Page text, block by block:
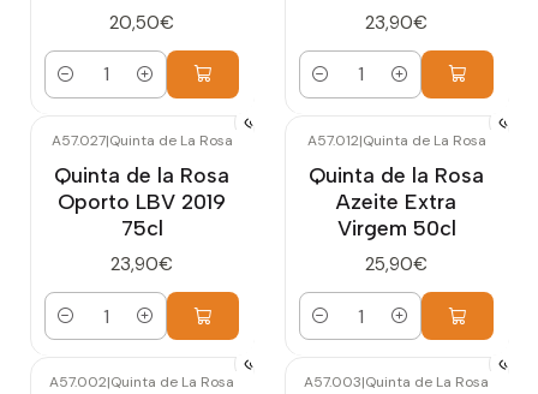
20,50€
Cantidad
23,90€
Cantidad
A57.027|Quinta de La Rosa
Quinta de la Rosa
Oporto LBV 2019
75cl
23,90€
Cantidad
A57.012|Quinta de La Rosa
Quinta de la Rosa
Azeite Extra
Virgem 50cl
25,90€
Cantidad
A57.002|Quinta de La Rosa A57.003|Quinta de La Rosa